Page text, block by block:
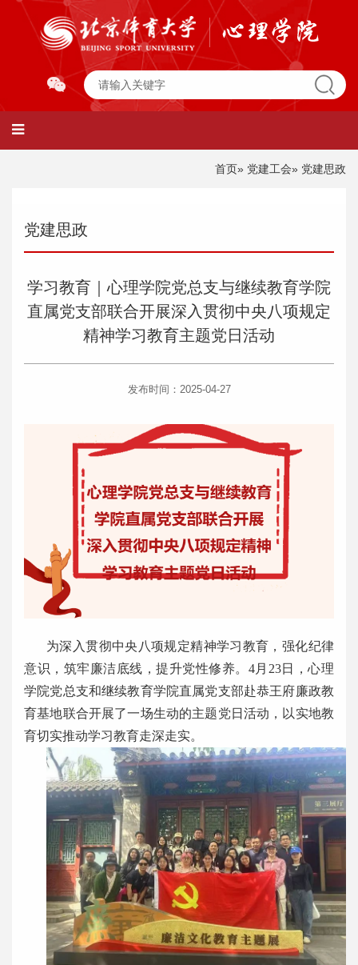
首页» 党建工会» 党建思政
党建思政
学习教育｜心理学院党总支与继续教育学院
直属党支部联合开展深入贯彻中央八项规定
精神学习教育主题党日活动
发布时间：2025-04-27
为深入贯彻中央八项规定精神学习教育，强化纪律
意识，筑牢廉洁底线，提升党性修养。4月23日，心理
学院党总支和继续教育学院直属党支部赴恭王府廉政教
育基地联合开展了一场生动的主题党日活动，以实地教
育切实推动学习教育走深走实。